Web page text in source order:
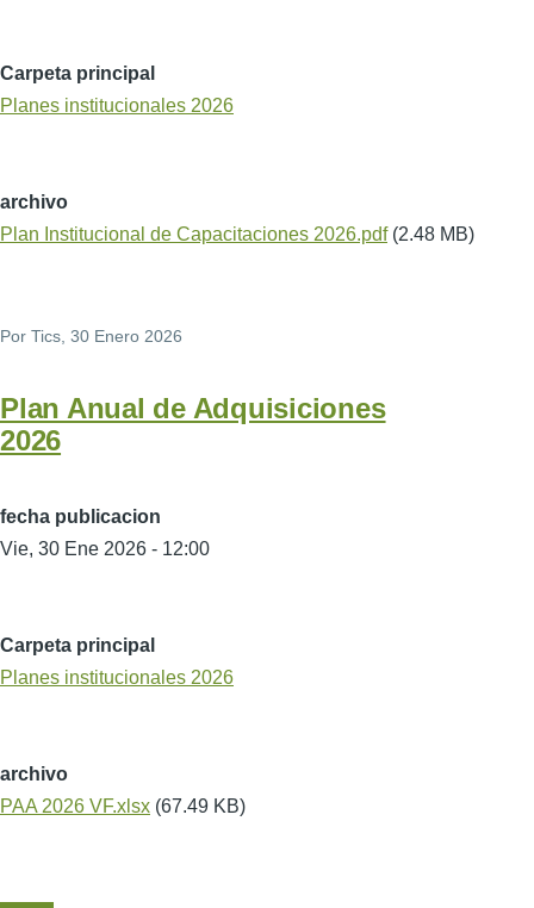
Carpeta principal
Planes institucionales 2026
archivo
Plan Institucional de Capacitaciones 2026.pdf (2.48 MB)
Por Tics , 30 Enero 2026
Plan Anual de Adquisiciones
2026
fecha publicacion
Vie, 30 Ene 2026 - 12:00
Carpeta principal
Planes institucionales 2026
archivo
PAA 2026 VF.xlsx (67.49 KB)